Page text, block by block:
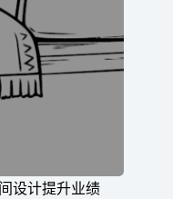
设计提升业绩